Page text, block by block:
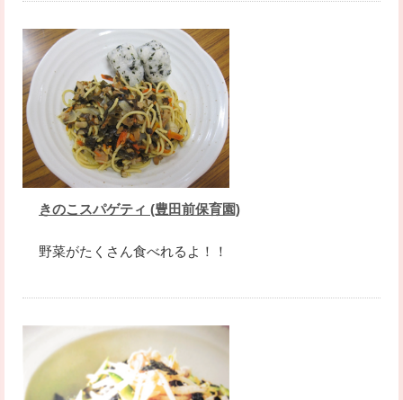
きのこスパゲティ (豊田前保育園)
野菜がたくさん食べれるよ！！